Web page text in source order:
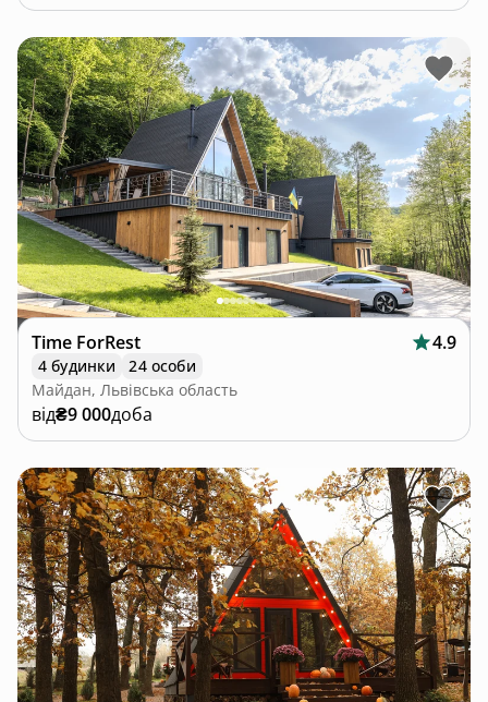
Time ForRest 4.9
4 будинки
24 особи
Майдан, Львівська область
від₴9 000доба